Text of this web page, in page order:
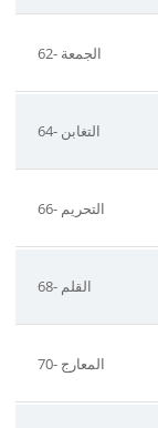
62- الجمعة
64- التغابن
66- التحريم
68- القلم
70- المعارج